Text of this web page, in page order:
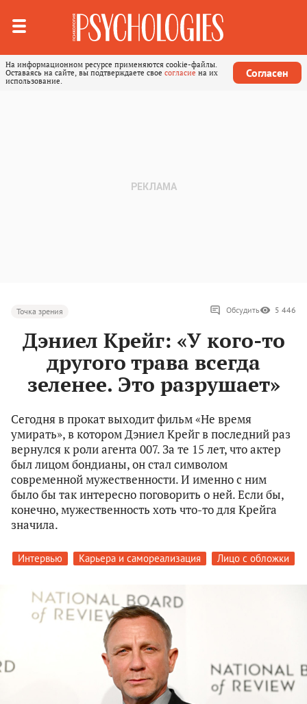
На информационном ресурсе применяются cookie-файлы.
Оставаясь на сайте, вы подтверждаете свое согласие на их
использование.
Согласен
Точка зрения Обсудить 5 446
Дэниел Крейг: «У кого-то
другого трава всегда
зеленее. Это разрушает»
Сегодня в прокат выходит фильм «Не время
умирать», в котором Дэниел Крейг в последний раз
вернулся к роли агента 007. За те 15 лет, что актер
был лицом бондианы, он стал символом
современной мужественности. И именно с ним
было бы так интересно поговорить о ней. Если бы,
конечно, мужественность хоть что-то для Крейга
значила.
Интервью Карьера и самореализация Лицо с обложки